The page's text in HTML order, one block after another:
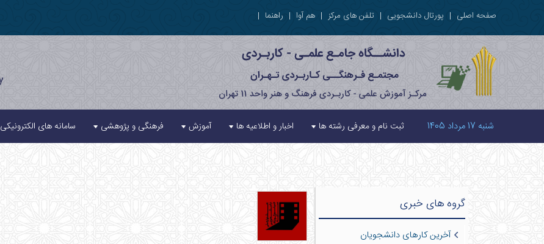
صفحه اصلی | پورتال دانشجویی | تلفن های مرکز | هم آوا | راهنما |
شنبه 17 مرداد 1405 ثبت نام و معرفی رشته ها اخبار و اطلاعیه ها آموزش فرهنگی و پژوهشی سامانه های الکترونیکی
گروه های خبری
آخرین کارهای دانشجویان